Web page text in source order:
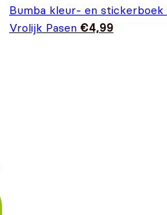
Bumba kleur- en stickerboek
Vrolijk Pasen €4,99